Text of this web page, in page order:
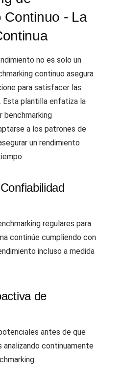
Continuo - La
no es solo un
continuo asegura
para satisfacer las
Esta plantilla enfatiza la
benchmarking
a los patrones de
un rendimiento
regulares para
continúe cumpliendo con
incluso a medida
de
antes de que
continuamente